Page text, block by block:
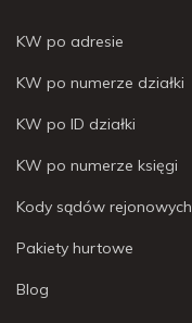
KW po adresie
KW po numerze działki
KW po ID działki
KW po numerze księgi
Kody sądów rejonowych
Pakiety hurtowe
Blog